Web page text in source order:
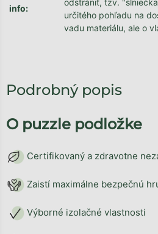
info:
odstrániť, tzv.
určitého pohľadu na
vadu materiálu, ale o
Podrobný popis
O puzzle podložke
Certifikovaný a zdravotne
Zaistí maximálne bezpečnú
Výborné izolačné vlastnosti